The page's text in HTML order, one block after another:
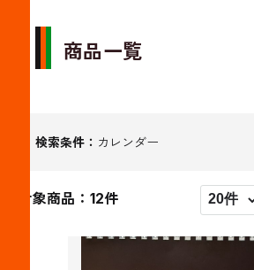
商品一覧
検索条件： カレンダー
対象商品：12件